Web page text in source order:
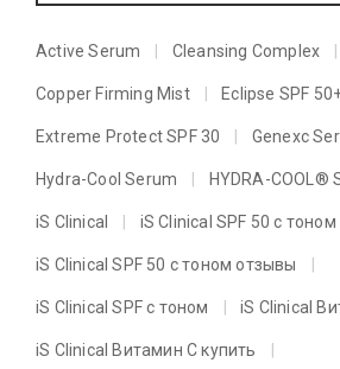
Active Serum Cleansing Complex
Copper Firming Mist Eclipse SPF
Extreme Protect SPF 30 Genexc
Hydra-Cool Serum HYDRA-COOL®
iS Clinical iS Clinical SPF 50 с тоном
iS Clinical SPF 50 с тоном отзывы
iS Clinical SPF с тоном iS Clinical
iS Clinical Витамин C купить